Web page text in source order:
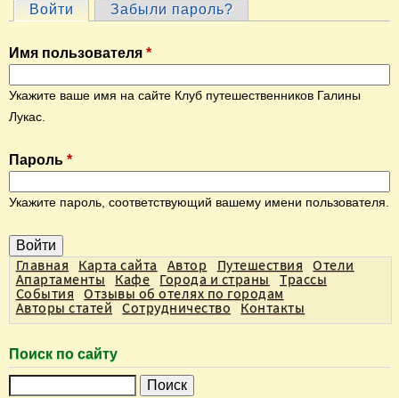
Г
л
а
в
н
е
в
л
а
д
к
и
Войти (активная вкладка)
Забыли пароль?
Имя пользователя *
Укажите ваше имя на сайте Клуб путешественников Галины
Лукас.
Пароль *
Укажите пароль, соответствующий вашему имени пользователя.
Главная Карта сайта Автор Путешествия
Отели
Апартаменты
Кафе Города и страны
Трассы
События
Отзывы об отелях по городам
Авторы статей
Сотрудничество Контакты
Поиск по сайту